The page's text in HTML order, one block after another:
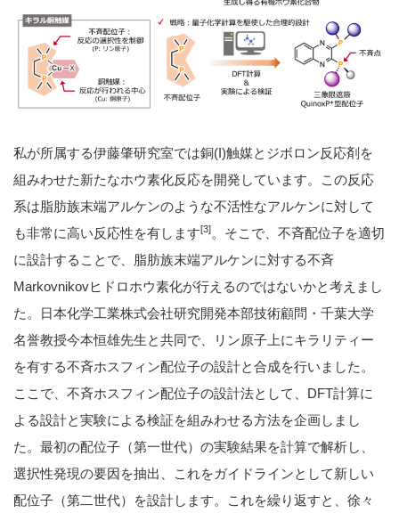
私が所属する伊藤肇研究室では銅(I)触媒とジボロン反応剤を
組みわせた新たなホウ素化反応を開発しています。この反応
系は脂肪族末端アルケンのような不活性なアルケンに対して
も非常に高い反応性を有します[3] 。そこで、不斉配位子を適切
に設計することで、脂肪族末端アルケンに対する不斉
Markovnikovヒドロホウ素化が行えるのではないかと考えまし
た。日本化学工業株式会社研究開発本部技術顧問・千葉大学
名誉教授今本恒雄先生と共同で、リン原子上にキラリティー
を有する不斉ホスフィン配位子の設計と合成を行いました。
ここで、不斉ホスフィン配位子の設計法として、DFT計算に
よる設計と実験による検証を組みわせる方法を企画しまし
た。最初の配位子（第一世代）の実験結果を計算で解析し、
選択性発現の要因を抽出、これをガイドラインとして新しい
配位子（第二世代）を設計します。これを繰り返すと、徐々